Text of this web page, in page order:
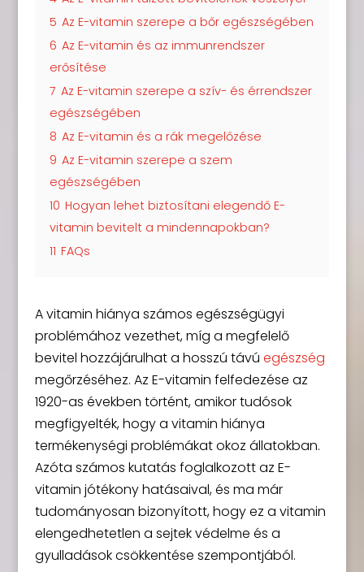
5 Az E-vitamin szerepe a bőr egészségében
6 Az E-vitamin és az immunrendszer
erősítése
7 Az E-vitamin szerepe a szív- és érrendszer
egészségében
8 Az E-vitamin és a rák megelőzése
9 Az E-vitamin szerepe a szem
egészségében
10 Hogyan lehet biztosítani elegendő E-
vitamin bevitelt a mindennapokban?
11 FAQs
A vitamin hiánya számos egészségügyi
problémához vezethet, míg a megfelelő
bevitel hozzájárulhat a hosszú távú egészség
megőrzéséhez. Az E-vitamin felfedezése az
1920-as években történt, amikor tudósok
megfigyelték, hogy a vitamin hiánya
termékenységi problémákat okoz állatokban.
Azóta számos kutatás foglalkozott az E-
vitamin jótékony hatásaival, és ma már
tudományosan bizonyított, hogy ez a vitamin
elengedhetetlen a sejtek védelme és a
gyulladások csökkentése szempontjából.